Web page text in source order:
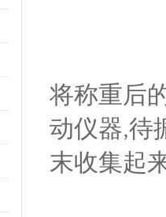
将称重后
动仪器,待
末收集起